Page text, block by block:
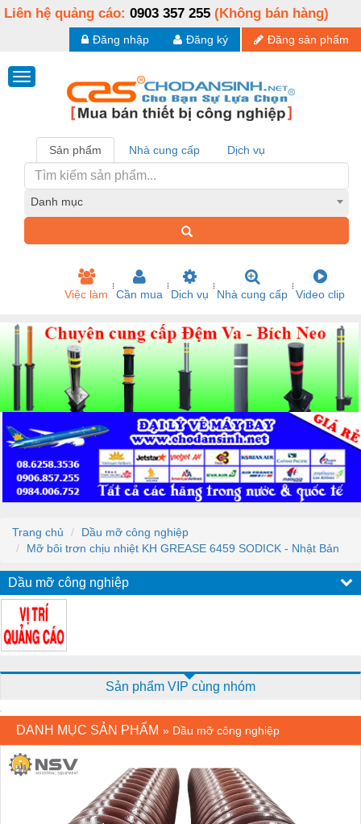
Liên hệ quảng cáo: 0903 357 255 (Không bán hàng)
Đăng sản phẩm
Đăng ký
Đăng nhập
Sản phẩm Nhà cung cấp Dịch vụ
Danh mục
Việc làm Cần mua Dịch vụ Nhà cung cấp Video clip
Trang chủ
Dầu mỡ công nghiệp
Mỡ bôi trơn chịu nhiệt KH GREASE 6459 SODICK - Nhật Bản
Dầu mỡ công nghiệp
Sản phẩm VIP cùng nhóm
DANH MỤC SẢN PHẨM » Dầu mỡ công nghiệp